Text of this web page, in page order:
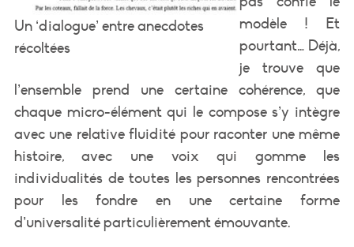
Un ‘dialogue’ entre anecdotes
récoltées
modèle ! Et
pourtant… Déjà,
je trouve que
l’ensemble prend une certaine cohérence, que
chaque micro-élément qui le compose s’y intègre
avec une relative fluidité pour raconter une même
histoire, avec une voix qui gomme les
individualités de toutes les personnes rencontrées
pour les fondre en une certaine forme
d’universalité particulièrement émouvante.